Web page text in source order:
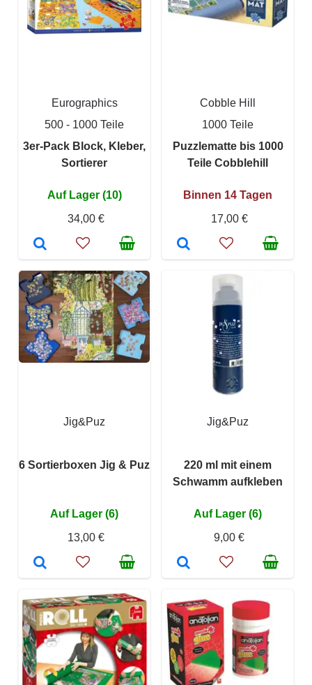
Eurographics
500 - 1000 Teile
3er-Pack Block, Kleber,
Sortierer
Auf Lager (10)
34,00 €
Cobble Hill
1000 Teile
Puzzlematte bis 1000
Teile Cobblehill
Binnen 14 Tagen
17,00 €
Jig&Puz
6 Sortierboxen Jig & Puz
Auf Lager (6)
13,00 €
Jig&Puz
220 ml mit einem
Schwamm aufkleben
Auf Lager (6)
9,00 €